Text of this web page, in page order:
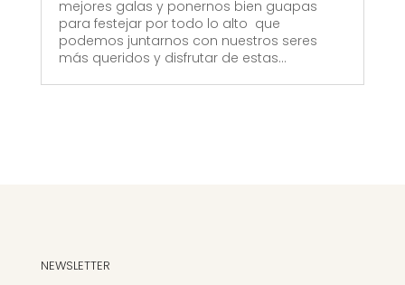
mejores galas y ponernos bien guapas
para festejar por todo lo alto que
podemos juntarnos con nuestros seres
más queridos y disfrutar de estas...
NEWSLETTER